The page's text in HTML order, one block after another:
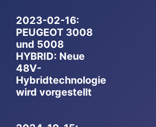
2023-02-16:
PEUGEOT 3008
und 5008
HYBRID: Neue
48V-
Hybridtechnologie
wird vorgestellt